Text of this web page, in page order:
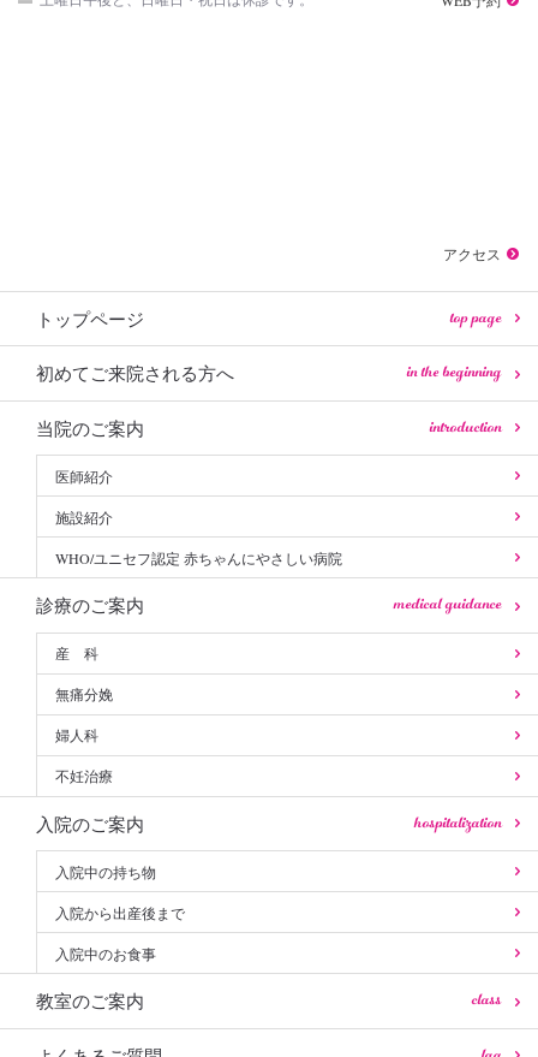
アクセス
トップページ top page
初めてご来院される方へ in the beginning
当院のご案内 introduction
医師紹介
施設紹介
WHO/ユニセフ認定 赤ちゃんにやさしい病院
診療のご案内 medical guidance
産 科
無痛分娩
婦人科
不妊治療
入院のご案内 hospitalization
入院中の持ち物
入院から出産後まで
入院中のお食事
教室のご案内 class